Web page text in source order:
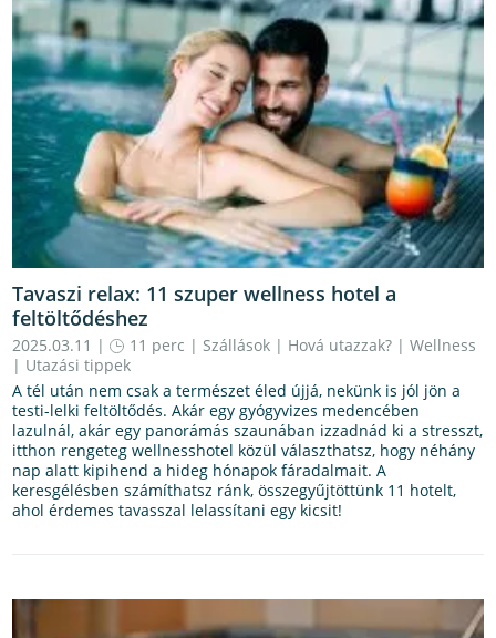
Tavaszi relax: 11 szuper wellness hotel a
feltöltődéshez
2025.03.11 | 11 perc | Szállások | Hová utazzak? |Wellness
| Utazási tippek
A tél után nem csak a természet éled újjá, nekünk is jól jön a
testi-lelki feltöltődés. Akár egy gyógyvizes medencében
lazulnál, akár egy panorámás szaunában izzadnád ki a stresszt,
itthon rengeteg wellnesshotel közül választhatsz, hogy néhány
nap alatt kipihend a hideg hónapok fáradalmait. A
keresgélésben számíthatsz ránk, összegyűjtöttünk 11 hotelt,
ahol érdemes tavasszal lelassítani egy kicsit!